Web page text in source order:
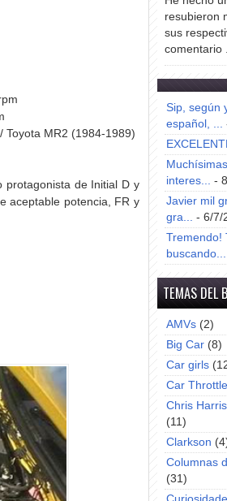
Toyota MR2 (1984-1989)
protagonista de Initial D y
aceptable potencia, FR y
resubieron
sus
comentario
Sip, según
español, ...
interes... -
Javier mil
gra... - 6/7/
Tremendo!
buscando...
TEMAS DEL
AMVs (2)
Big Car (8)
Car girls
Car Throttle
Chris
(11)
Clarkson
Columnas
(31)